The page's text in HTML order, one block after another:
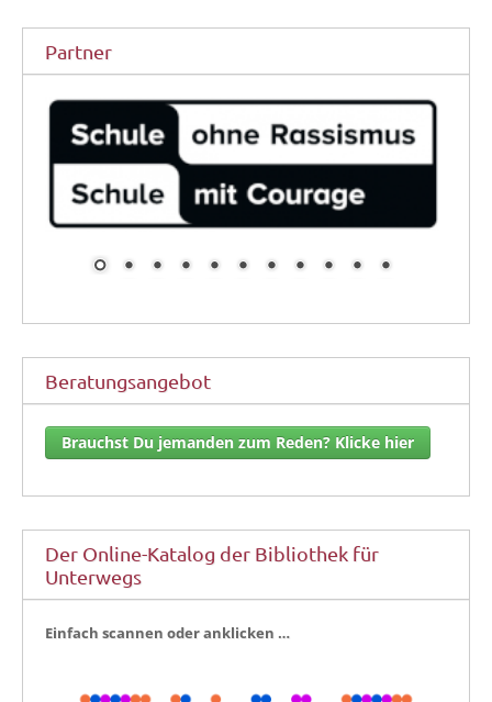
Partner
Beratungsangebot
Brauchst Du jemanden zum Reden? Klicke hier
Der Online-Katalog der Bibliothek für
Unterwegs
Ein­fach scan­nen oder anklicken …